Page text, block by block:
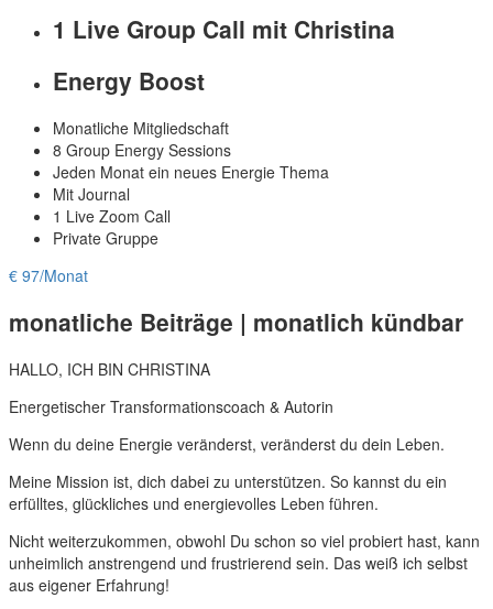
1 Live Group Call mit Christina
Energy Boost
Monatliche Mitgliedschaft
8 Group Energy Sessions
Jeden Monat ein neues Energie Thema
Mit Journal
1 Live Zoom Call
Private Gruppe
€ 97/Monat
monatliche Beiträge | monatlich kündbar
HALLO, ICH BIN CHRISTINA
Energetischer Transformationscoach & Autorin
Wenn du deine Energie veränderst, veränderst du dein Leben.
Meine Mission ist, dich dabei zu unterstützen. So kannst du ein
erfülltes, glückliches und energievolles Leben führen.
Nicht weiterzukommen, obwohl Du schon so viel probiert hast, kann
unheimlich anstrengend und frustrierend sein. Das weiß ich selbst
aus eigener Erfahrung!